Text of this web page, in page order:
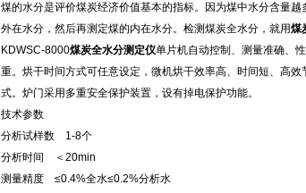
煤的水分是评价煤炭经济价值基本的指标。因为煤中水分含量
外在水分，然后再测定煤的内在水分。检测煤炭全水分，就用煤
KDWSC-8000煤炭全水分测定仪单片机自动控制、测量准确、
重。烘干时间方式可任意设定，微机烘干效率高、时间短、高
式。炉门采用多重安全保护装置，设有掉电保护功能。
技术参数
分析试样数 1-8个
分析时间 ＜20min
测量精度 ≤0.4%全水≤0.2%分析水